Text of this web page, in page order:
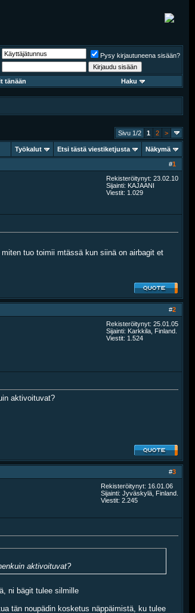
Pysy kirjautuneena sisään?
tänään Haku
Sivu 1/2 1 2 >
Työkalut Etsi tästä viestiketjusta Näkymä
#1
Rekisteröitynyt: 23.02.10
Sijainti: KAJAANI
Viestit: 1.029
tuo toimii mtässä kun siinä on airbagit et
#2
Rekisteröitynyt: 25.01.05
Sijainti: Karkkila, Finland.
Viestit: 1.524
aktivoituvat?
#3
Rekisteröitynyt: 16.01.06
Sijainti: Jyväskylä, Finland.
Viestit: 2.245
aktivoituvat?
ni bägit tulee silmille
tän noupädin kosketus näppäimistä, ku tulee